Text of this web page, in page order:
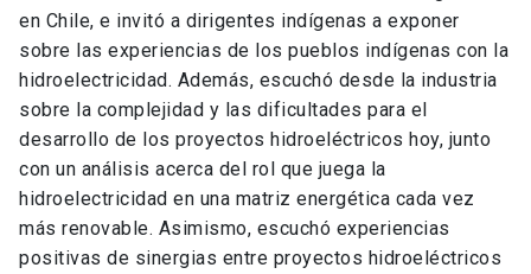
en Chile, e invitó a dirigentes indígenas a exponer
sobre las experiencias de los pueblos indígenas con la
hidroelectricidad. Además, escuchó desde la industria
sobre la complejidad y las dificultades para el
desarrollo de los proyectos hidroeléctricos hoy, junto
con un análisis acerca del rol que juega la
hidroelectricidad en una matriz energética cada vez
más renovable. Asimismo, escuchó experiencias
positivas de sinergias entre proyectos hidroeléctricos